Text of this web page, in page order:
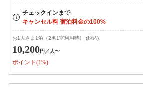
お1人さま1泊（2名1室利用時） (税込)
10,200円 ／人〜
ポイント(1%)